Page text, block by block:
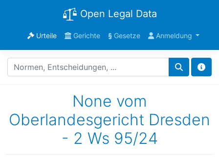
Open Legal Data
Urteile Gerichte §Gesetze Anmeldung
None vom
Oberlandesgericht Dresden
- 2 Ws 95/24